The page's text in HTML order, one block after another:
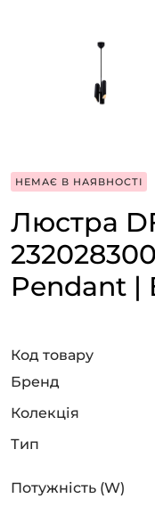
НЕМАЄ В НАЯВНОСТІ
Люстра
Pendant |
Код товару
Бренд
Колекція
Тип
Потужність (W)